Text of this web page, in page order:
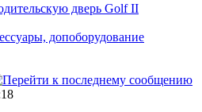
дверь Golf II
допоборудование